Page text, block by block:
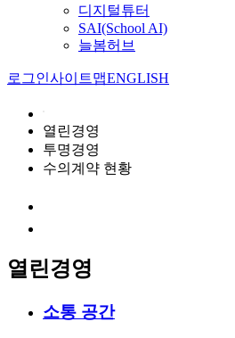
디지털튜터
SAI(School AI)
늘봄허브
로그인사이트맵ENGLISH
열린경영
투명경영
수의계약 현황
열린경영
소통 공간